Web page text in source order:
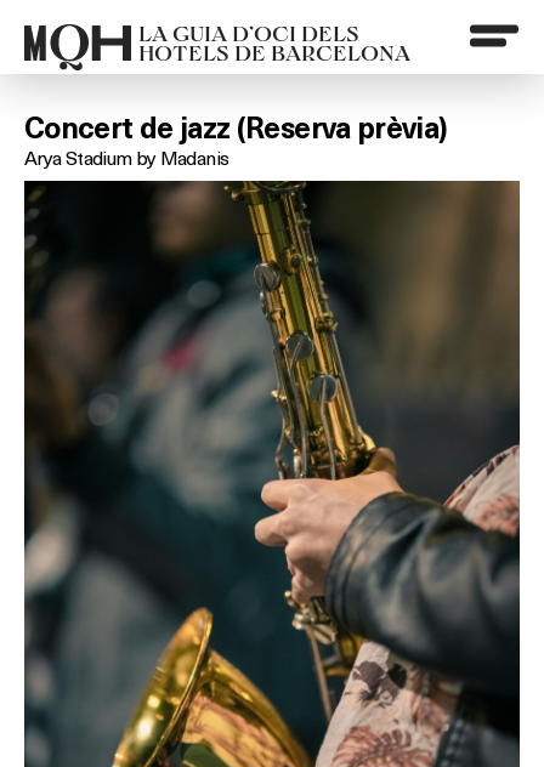
LA GUIA D’OCI DELS
HOTELS DE BARCELONA
Concert de jazz (Reserva prèvia)
Arya Stadium by Madanis